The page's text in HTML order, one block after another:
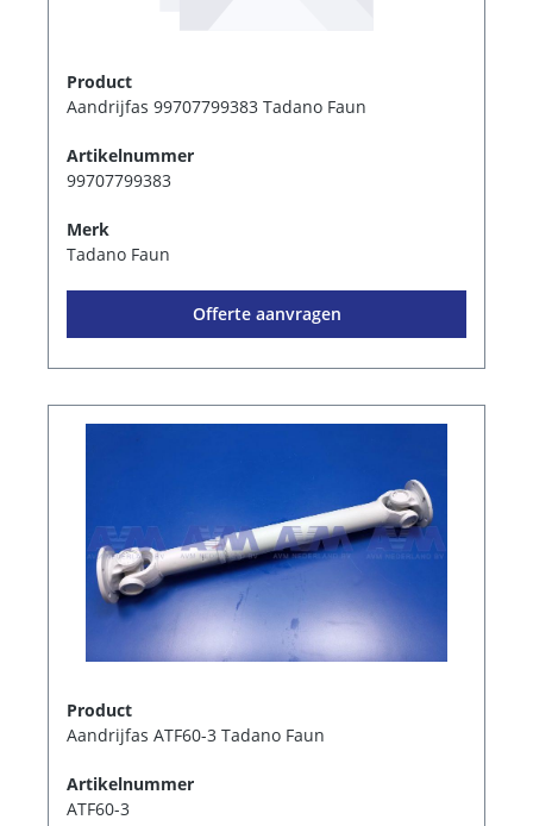
Product
Aandrijfas 99707799383 Tadano Faun
Artikelnummer
99707799383
Merk
Tadano Faun
Offerte aanvragen
Product
Aandrijfas ATF60-3 Tadano Faun
Artikelnummer
ATF60-3